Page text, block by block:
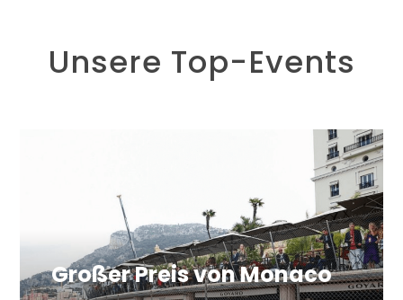
Unsere Top-Events
Großer Preis von Monaco